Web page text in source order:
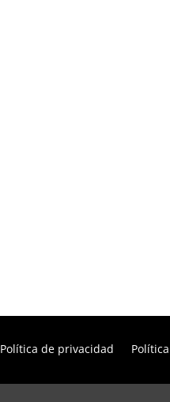
Política de privacidad